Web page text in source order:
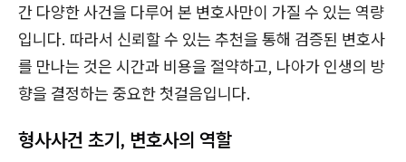
간 다양한 사건을 다루어 본 변호사만이 가질 수 있는 역량
입니다. 따라서 신뢰할 수 있는 추천을 통해 검증된 변호사
를 만나는 것은 시간과 비용을 절약하고, 나아가 인생의 방
향을 결정하는 중요한 첫걸음입니다.
형사사건 초기, 변호사의 역할